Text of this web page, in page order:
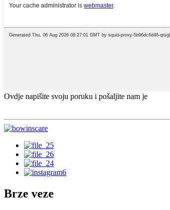
Ovdje napišite svoju poruku i pošaljite nam je
Brze veze